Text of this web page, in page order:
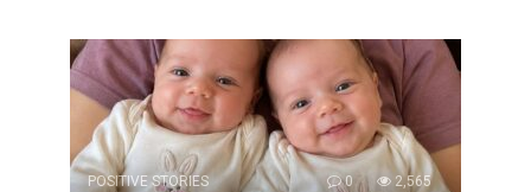
POSITIVE STORIES 0 2,565